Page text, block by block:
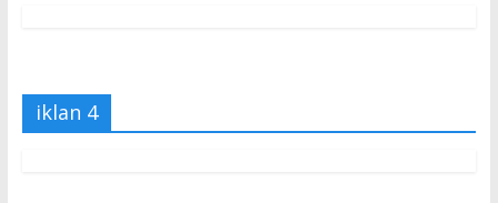
iklan 4